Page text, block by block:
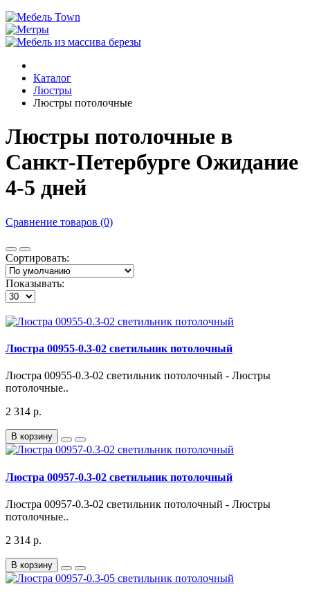
Каталог
Люстры
Люстры потолочные
Люстры потолочные в
Санкт-Петербурге Ожидание
4-5 дней
Сравнение товаров (0)
Сортировать:
Показывать:
Люстра 00955-0.3-02 светильник потолочный
Люстра 00955-0.3-02 светильник потолочный - Люстры
потолочные..
2 314 р.
В корзину
Люстра 00957-0.3-02 светильник потолочный
Люстра 00957-0.3-02 светильник потолочный - Люстры
потолочные..
2 314 р.
В корзину